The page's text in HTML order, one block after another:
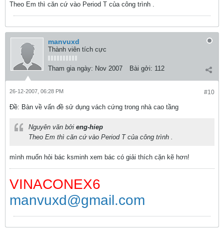
Theo Em thì căn cứ vào Period T của công trình .
manvuxd
Thành viên tích cực
Tham gia ngày: Nov 2007 Bài gởi: 112
#10
26-12-2007, 06:28 PM
Ðề: Bàn về vấn đề sử dụng vách cứng trong nhà cao tầng
Nguyên văn bởi eng-hiep
Theo Em thì căn cứ vào Period T của công trình .
mình muốn hỏi bác ksminh xem bác có giải thích cặn kẽ hơn!
VINACONEX6
manvuxd@gmail.com